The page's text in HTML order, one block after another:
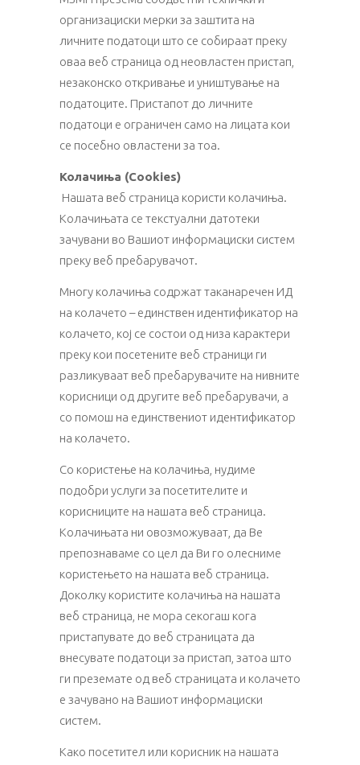
организациски мерки за заштита на
личните податоци што се собираат преку
оваа веб страница од неовластен пристап,
незаконско откривање и уништување на
податоците. Пристапот до личните
податоци е ограничен само на лицата кои
се посебно овластени за тоа.
Колачиња (Cookies)
Нашата веб страница користи колачиња.
Колачињата се текстуални датотеки
зачувани во Вашиот информациски систем
преку веб пребарувачот.
Многу колачиња содржат таканаречен ИД
на колачето – единствен идентификатор на
колачето, кој се состои од низа карактери
преку кои посетените веб страници ги
разликуваат веб пребарувачите на нивните
корисници од другите веб пребарувачи, а
со помош на единствениот идентификатор
на колачето.
Со користење на колачиња, нудиме
подобри услуги за посетителите и
корисниците на нашата веб страница.
Колачињата ни овозможуваат, да Ве
препознаваме со цел да Ви го олесниме
користењето на нашата веб страница.
Доколку користите колачиња на нашата
веб страница, не мора секогаш кога
пристапувате до веб страницата да
внесувате податоци за пристап, затоа што
ги преземате од веб страницата и колачето
е зачувано на Вашиот информациски
систем.
Како посетител или корисник на нашата